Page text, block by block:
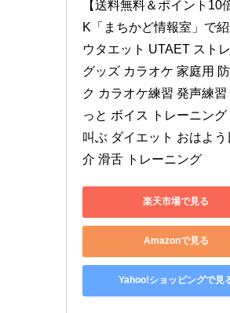
【送料無料＆ポイント10
K「まちかど情報室」で
ウタエット UTAET スト
グッズ カラオケ 家庭用
ク カラオケ練習 発声練習
っと ボイス トレーニング
叫ぶ ダイエット おはよう
介 滑舌 トレーニング
楽天市場で見る
Amazonで見る
Yahoo!ショッピングで見